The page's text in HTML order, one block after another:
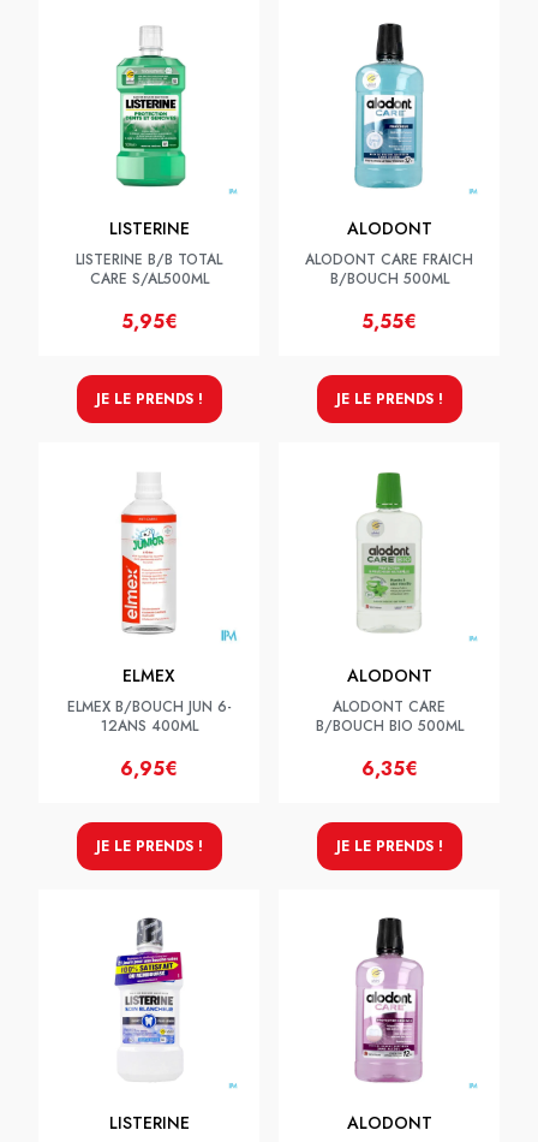
LISTERINE
LISTERINE B/B TOTAL
CARE S/AL500ML
5,95€
JE LE PRENDS !
ALODONT
ALODONT CARE FRAICH
B/BOUCH 500ML
5,55€
JE LE PRENDS !
ELMEX
ELMEX B/BOUCH JUN 6-
12ANS 400ML
6,95€
JE LE PRENDS !
ALODONT
ALODONT CARE
B/BOUCH BIO 500ML
6,35€
JE LE PRENDS !
LISTERINE ALODONT